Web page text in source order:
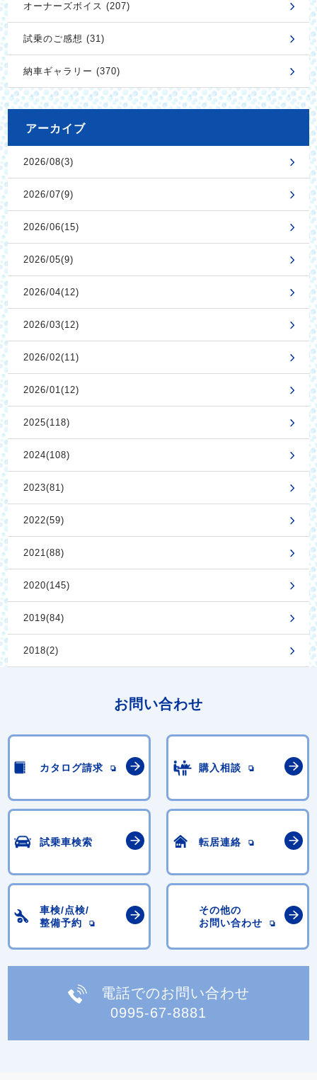
オーナーズボイス (207)
試乗のご感想 (31)
納車ギャラリー (370)
アーカイブ
2026/08(3)
2026/07(9)
2026/06(15)
2026/05(9)
2026/04(12)
2026/03(12)
2026/02(11)
2026/01(12)
2025(118)
2024(108)
2023(81)
2022(59)
2021(88)
2020(145)
2019(84)
2018(2)
お問い合わせ
カタログ請求 購入相談
試乗車検索 転居連絡
車検/点検/
整備予約
その他の
お問い合わせ
電話でのお問い合わせ
0995-67-8881